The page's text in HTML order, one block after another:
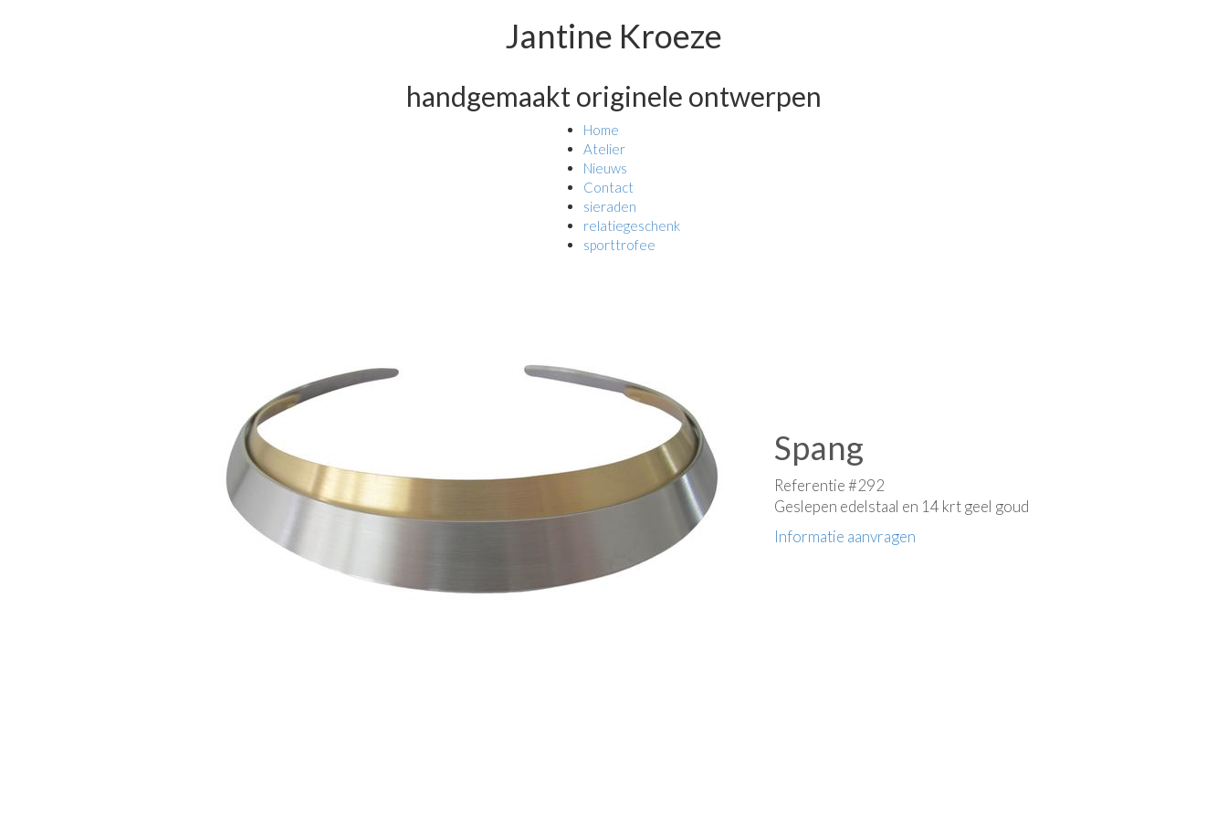
Jantine Kroeze
handgemaakt originele ontwerpen
Home
Atelier
Nieuws
Contact
sieraden
relatiegeschenk
sporttrofee
Spang
Referentie #292
Geslepen edelstaal en 14 krt geel goud
Informatie aanvragen